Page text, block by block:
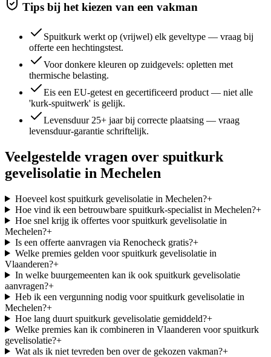
Tips bij het kiezen van een vakman
Spuitkurk werkt op (vrijwel) elk geveltype — vraag bij
offerte een hechtingstest.
Voor donkere kleuren op zuidgevels: opletten met
thermische belasting.
Eis een EU-getest en gecertificeerd product — niet alle
'kurk-spuitwerk' is gelijk.
Levensduur 25+ jaar bij correcte plaatsing — vraag
levensduur-garantie schriftelijk.
Veelgestelde vragen over spuitkurk
gevelisolatie in Mechelen
Hoeveel kost spuitkurk gevelisolatie in Mechelen?+
Hoe vind ik een betrouwbare spuitkurk-specialist in Mechelen?+
Hoe snel krijg ik offertes voor spuitkurk gevelisolatie in
Mechelen?+
Is een offerte aanvragen via Renocheck gratis?+
Welke premies gelden voor spuitkurk gevelisolatie in
Vlaanderen?+
In welke buurgemeenten kan ik ook spuitkurk gevelisolatie
aanvragen?+
Heb ik een vergunning nodig voor spuitkurk gevelisolatie in
Mechelen?+
Hoe lang duurt spuitkurk gevelisolatie gemiddeld?+
Welke premies kan ik combineren in Vlaanderen voor spuitkurk
gevelisolatie?+
Wat als ik niet tevreden ben over de gekozen vakman?+